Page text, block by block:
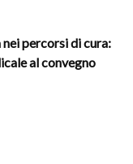
percorsi di cura:
al convegno